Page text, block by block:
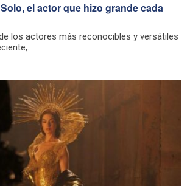
el actor que hizo grande cada
los actores más reconocibles y versátiles